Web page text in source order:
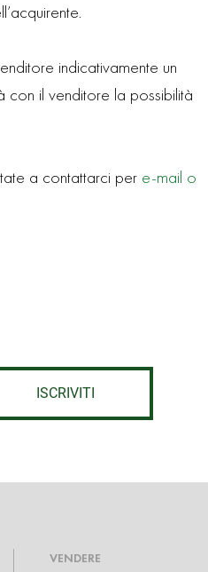
indicativamente un
con il venditore la possibilità
a contattarci per e-mail o
ISCRIVITI
VENDERE